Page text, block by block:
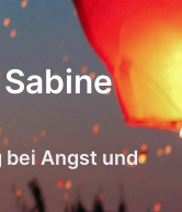
Angst und